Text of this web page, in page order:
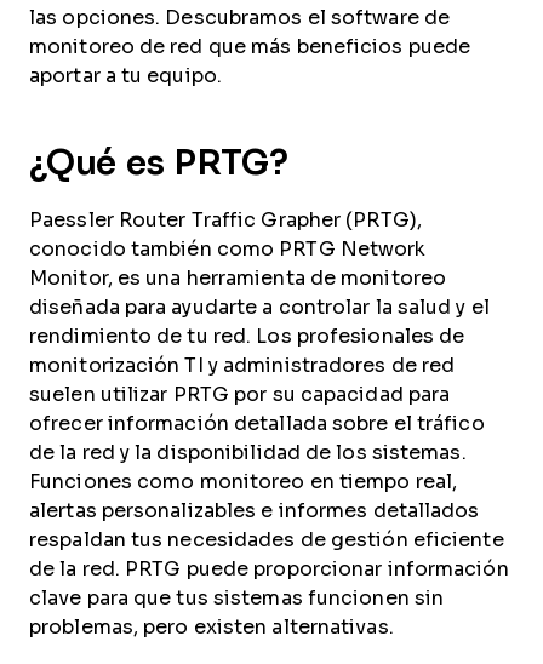
las opciones. Descubramos el software de
monitoreo de red que más beneficios puede
aportar a tu equipo.
¿Qué es PRTG?
Paessler Router Traffic Grapher (PRTG),
conocido también como PRTG Network
Monitor, es una herramienta de monitoreo
diseñada para ayudarte a controlar la salud y el
rendimiento de tu red. Los profesionales de
monitorización TI y administradores de red
suelen utilizar PRTG por su capacidad para
ofrecer información detallada sobre el tráfico
de la red y la disponibilidad de los sistemas.
Funciones como monitoreo en tiempo real,
alertas personalizables e informes detallados
respaldan tus necesidades de gestión eficiente
de la red. PRTG puede proporcionar información
clave para que tus sistemas funcionen sin
problemas, pero existen alternativas.